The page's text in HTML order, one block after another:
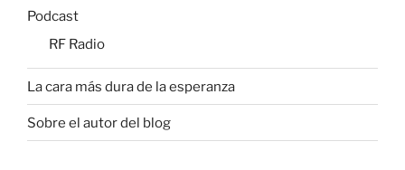
Podcast
RF Radio
La cara más dura de la esperanza
Sobre el autor del blog